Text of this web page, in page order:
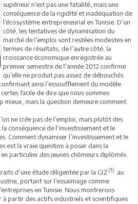
supérieur n’est pas une fatalité, mais une
conséquence de la rigidité et inadéquation de
l’écosystème entrepreneurial en Tunisie. D’un
côté, les tentatives de dynamisation du
marché de l’emploi sont restées modestes en
termes de résultats, de l’autre côté, la
croissance économique enregistrée au
premier semestre de l’année 2012 confirme
qu’elle ne produit pas assez de débouchés
ainsi l’essoufflement du modèle
facile de dire que nous sommes
mieux, mais la question demeure comment.
ne crée pas de l’emploi, mais plutôt des
conséquence de l’investissement et le
Comment dynamiser l’investissement et le
est la vraie question à poser dans la
particulier des jeunes chômeurs diplômés.
d’une étude diligentée par la GIZ (1)
au
portant sur l’essaimage comme
en Tunisie. Nous montrerons
partir des actifs industriels et scientifiques